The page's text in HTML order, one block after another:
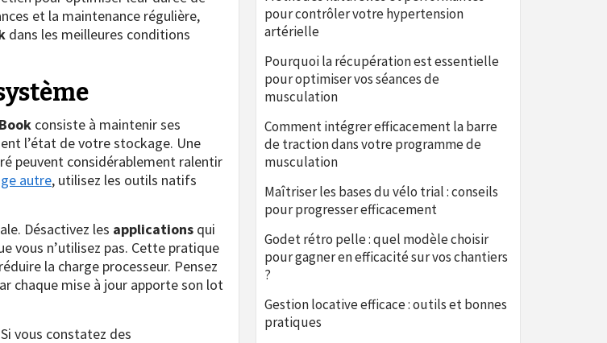
et la maintenance régulière,
dans les meilleures conditions
consiste à maintenir ses
l’état de votre stockage. Une
peuvent considérablement ralentir
autre, utilisez les outils natifs
Désactivez les applications qui
vous n’utilisez pas. Cette pratique
la charge processeur. Pensez
chaque mise à jour apporte son lot
vous constatez des
pour contrôler votre hypertension
artérielle
Pourquoi la récupération est essentielle
pour optimiser vos séances de
musculation
Comment intégrer efficacement la barre
de traction dans votre programme de
musculation
Maîtriser les bases du vélo trial : conseils
pour progresser efficacement
Godet rétro pelle : quel modèle choisir
pour gagner en efficacité sur vos chantiers
?
Gestion locative efficace : outils et bonnes
pratiques